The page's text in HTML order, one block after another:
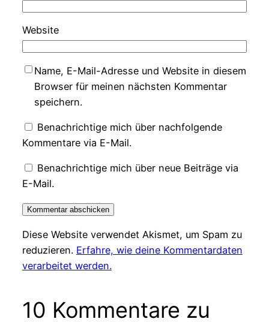
Website
Name, E-Mail-Adresse und Website in diesem
Browser für meinen nächsten Kommentar
speichern.
Benachrichtige mich über nachfolgende
Kommentare via E-Mail.
Benachrichtige mich über neue Beiträge via
E-Mail.
Diese Website verwendet Akismet, um Spam zu
reduzieren. Erfahre, wie deine Kommentardaten
verarbeitet werden.
10 Kommentare zu